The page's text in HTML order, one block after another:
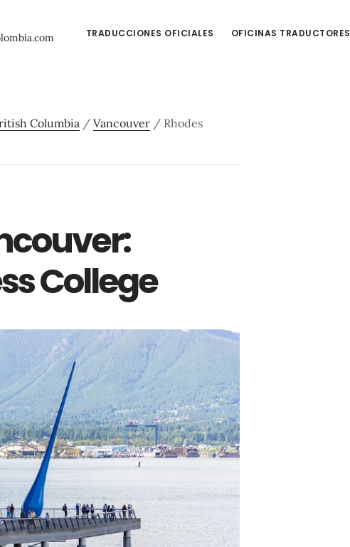
TRADUCCIONES OFICIALES OFICINAS TRADUCTORES
Columbia / Vancouver / Rhodes
College